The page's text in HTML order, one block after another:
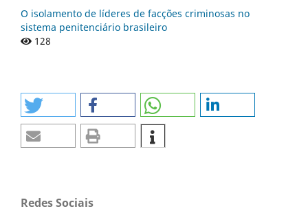
O isolamento de líderes de facções criminosas no
sistema penitenciário brasileiro
128
Redes Sociais